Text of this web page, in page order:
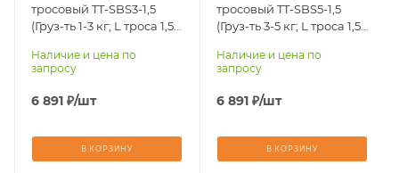
тросовый TT-SBS3-1,5
(Груз-ть 1-3 кг; L троса 1,5
Наличие и цена по
запросу
6 891 ₽/шт
В КОРЗИНУ
тросовый TT-SBS5-1,5
(Груз-ть 3-5 кг; L троса 1,5
Наличие и цена по
запросу
6 891 ₽/шт
В КОРЗИНУ